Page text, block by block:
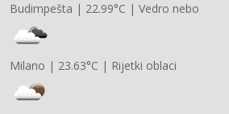
Budimpešta | 22.99°C | Vedro nebo
Milano | 23.63°C | Rijetki oblaci